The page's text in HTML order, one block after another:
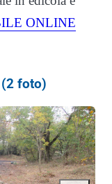
ONLINE
(2 foto)